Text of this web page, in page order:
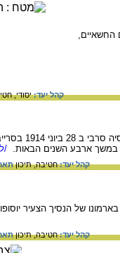
בערוצים החשאיים,
קהל יעד:יסודי,
על ההתנקשות הגורלית ביותר
במשך ארבע השנים הבאות.
/
קהל יעד:חטיבה,תיכון
מי היה רספוטין, איך ומדוע נרצח? בכל ההיסטוריה של מקרי הרצח הפוליטיים קשה למצוא הקבלה
קהל יעד:חטיבה,תיכון